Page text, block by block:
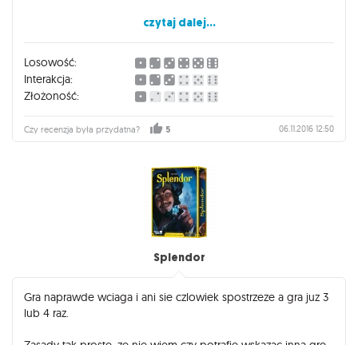
Krotko, jesli mamy okazje w nia zagrac, zeby wyrobic wlasne
zdanie, czemu nie. Kupic? Ja osobiscie bym sie nie
zdecydowal. Istnieje duzo lepszych gier tego typu.
czytaj dalej...
Losowość:
Interakcja:
Złożoność:
Czy recenzja była przydatna? 5 06.11.2016 12:50
Splendor
Gra naprawde wciaga i ani sie czlowiek spostrzeze a gra juz 3
lub 4 raz.